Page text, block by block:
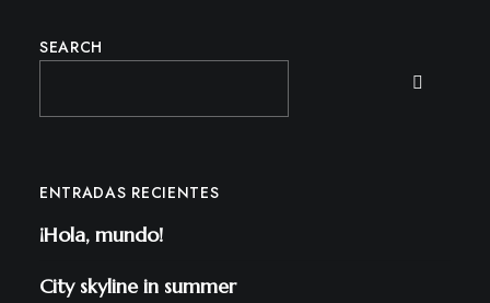
SEARCH
ENTRADAS RECIENTES
¡Hola, mundo!
City skyline in summer